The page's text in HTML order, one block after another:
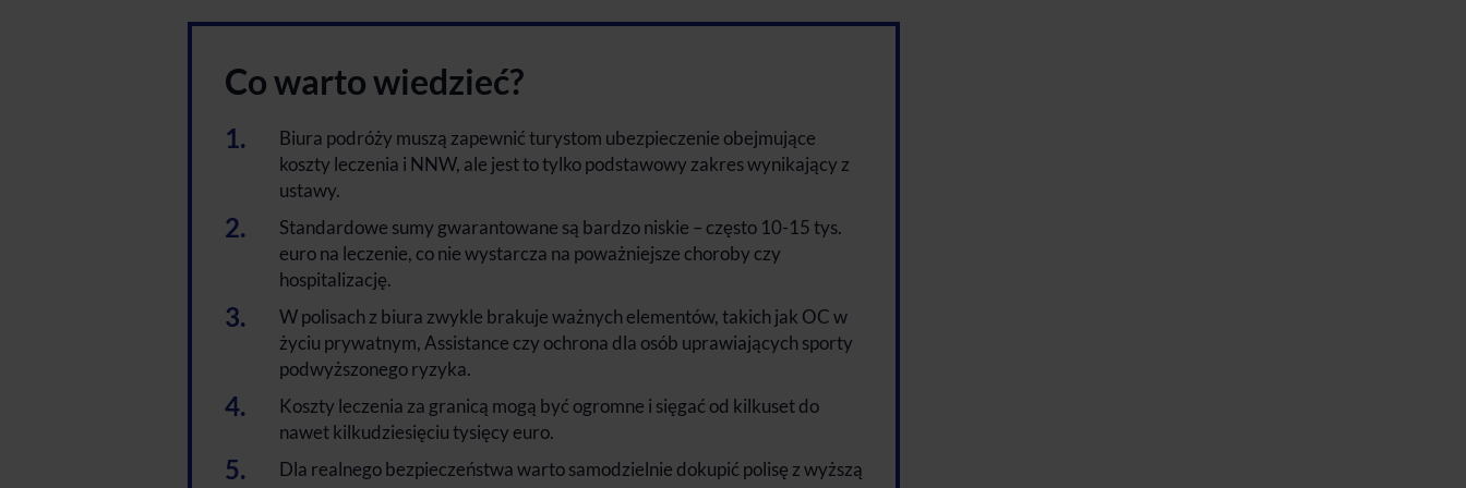
Co warto wiedzieć?
Biura podróży muszą zapewnić turystom ubezpieczenie obejmujące
koszty leczenia i NNW, ale jest to tylko podstawowy zakres wynikający z
ustawy.
Standardowe sumy gwarantowane są bardzo niskie – często 10-15 tys.
euro na leczenie, co nie wystarcza na poważniejsze choroby czy
hospitalizację.
W polisach z biura zwykle brakuje ważnych elementów, takich jak OC w
życiu prywatnym, Assistance czy ochrona dla osób uprawiających sporty
podwyższonego ryzyka.
Koszty leczenia za granicą mogą być ogromne i sięgać od kilkuset do
nawet kilkudziesięciu tysięcy euro.
Dla realnego bezpieczeństwa warto samodzielnie dokupić polisę z wyższą